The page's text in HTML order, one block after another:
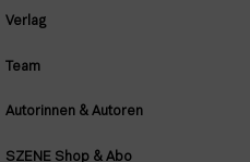
Verlag
Team
Autorinnen & Autoren
SZENE Shop & Abo